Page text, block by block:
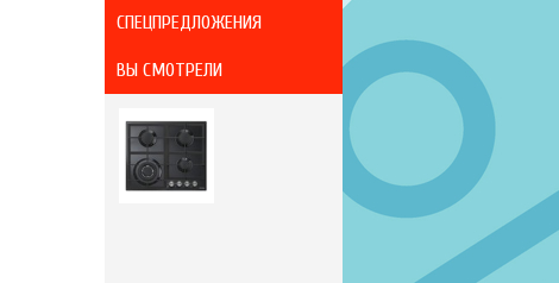
СПЕЦПРЕДЛОЖЕНИЯ
ВЫ СМОТРЕЛИ